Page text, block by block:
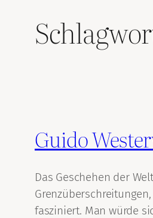
Guido
Das Geschehen der
fasziniert. Man würde